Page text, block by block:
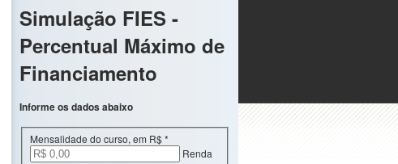
Simulação FIES -
Percentual Máximo de
Financiamento
Informe os dados abaixo
Mensalidade do curso, em R$*
Renda